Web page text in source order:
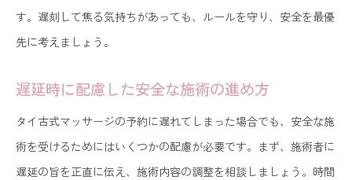
す。遅刻して焦る気持ちがあっても、ルールを守り、安全を最優
先に考えましょう。
遅延時に配慮した安全な施術の進め方
タイ古式マッサージの予約に遅れてしまった場合でも、安全な施
術を受けるためにはいくつかの配慮が必要です。まず、施術者に
遅延の旨を正直に伝え、施術内容の調整を相談しましょう。時間